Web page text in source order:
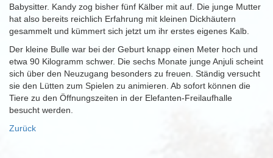
Babysitter. Kandy zog bisher fünf Kälber mit auf. Die junge Mutter
hat also bereits reichlich Erfahrung mit kleinen Dickhäutern
gesammelt und kümmert sich jetzt um ihr erstes eigenes Kalb.
Der kleine Bulle war bei der Geburt knapp einen Meter hoch und
etwa 90 Kilogramm schwer. Die sechs Monate junge Anjuli scheint
sich über den Neuzugang besonders zu freuen. Ständig versucht
sie den Lütten zum Spielen zu animieren. Ab sofort können die
Tiere zu den Öffnungszeiten in der Elefanten-Freilaufhalle
besucht werden.
Zurück